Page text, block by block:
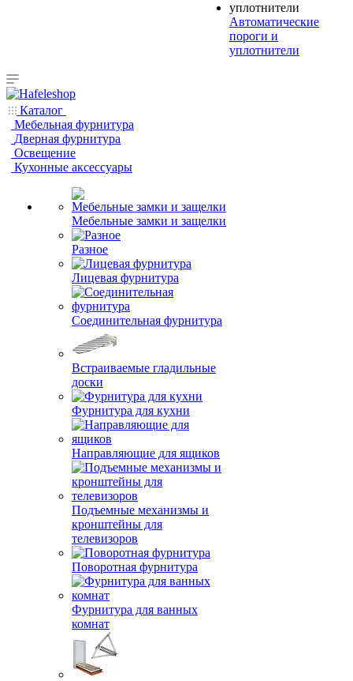
Автоматические
пороги и
уплотнители
Каталог
Мебельная фурнитура
Дверная фурнитура
Освещение
Кухонные аксессуары
Мебельные замки и защелки
Разное
Лицевая фурнитура
Соединительная фурнитура
Встраиваемые гладильные
доски
Фурнитура для кухни
Направляющие для ящиков
Подъемные механизмы и
кронштейны для
телевизоров
Поворотная фурнитура
Фурнитура для ванных
комнат